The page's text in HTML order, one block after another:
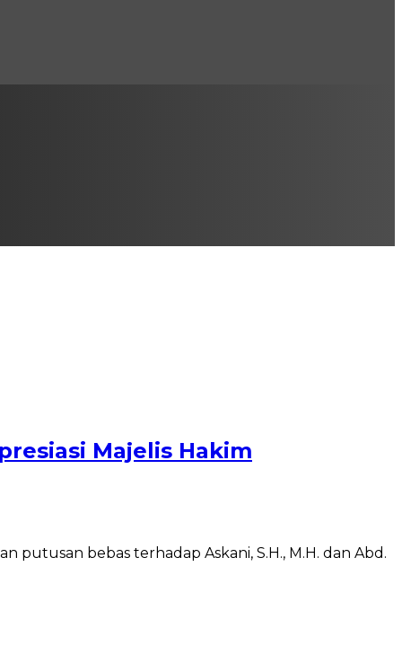
Majelis Hakim
putusan bebas terhadap Askani, S.H., M.H. dan Abd.